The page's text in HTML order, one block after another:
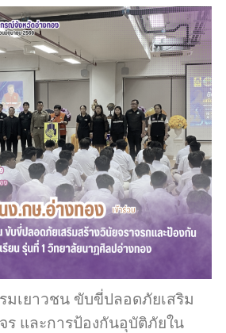
มเยาวชน ขับขี่ปลอดภัยเสริม
ร และการป้องกันอุบัติภัยใน